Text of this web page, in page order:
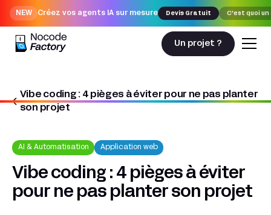
NEW Créez vos agents IA sur mesure Devis Gratuit C'est quoi un
Un projet ?
Vibe coding : 4 pièges à éviter pour ne pas planter
son projet
Nocodefactory
AI & Automatisation
AI & Automatisation Application web
Vibe coding : 4 pièges à éviter
pour ne pas planter son projet